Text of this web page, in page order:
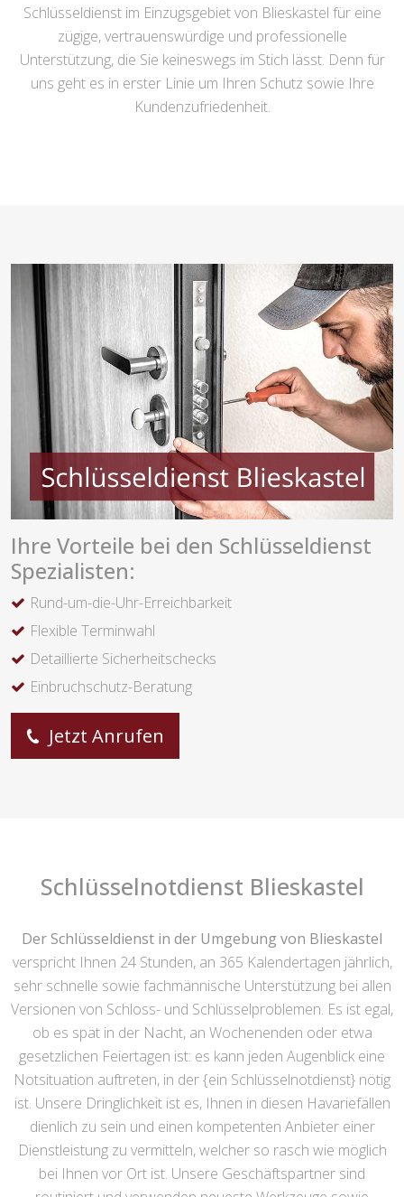
Schlüsseldienst im Einzugsgebiet von Blieskastel für eine
zügige, vertrauenswürdige und professionelle
Unterstützung, die Sie keineswegs im Stich lässt. Denn für
uns geht es in erster Linie um Ihren Schutz sowie Ihre
Kundenzufriedenheit.
Ihre Vorteile bei den Schlüsseldienst
Spezialisten:
Rund-um-die-Uhr-Erreichbarkeit
Flexible Terminwahl
Detaillierte Sicherheitschecks
Einbruchschutz-Beratung
Jetzt Anrufen
Schlüsselnotdienst Blieskastel
Der Schlüsseldienst in der Umgebung von Blieskastel
verspricht Ihnen 24 Stunden, an 365 Kalendertagen jährlich,
sehr schnelle sowie fachmännische Unterstützung bei allen
Versionen von Schloss- und Schlüsselproblemen. Es ist egal,
ob es spät in der Nacht, an Wochenenden oder etwa
gesetzlichen Feiertagen ist: es kann jeden Augenblick eine
Notsituation auftreten, in der {ein Schlüsselnotdienst} nötig
ist. Unsere Dringlichkeit ist es, Ihnen in diesen Havariefällen
dienlich zu sein und einen kompetenten Anbieter einer
Dienstleistung zu vermitteln, welcher so rasch wie möglich
bei Ihnen vor Ort ist. Unsere Geschäftspartner sind